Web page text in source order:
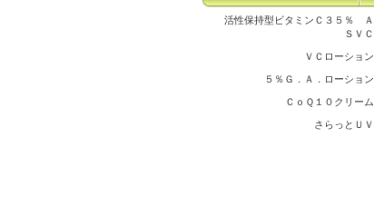
活性保持型ビタミンＣ３５％ Ａ
ＳＶＣ
ＶＣローション
５％Ｇ．Ａ．ローション
ＣｏＱ１０クリーム
さらっとＵＶ